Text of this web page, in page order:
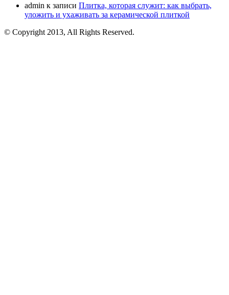
admin к записи Плитка, которая служит: как выбрать,
уложить и ухаживать за керамической плиткой
© Copyright 2013, All Rights Reserved.